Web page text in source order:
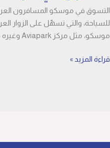
التسوق في موسكو المسافرون العرب
للسياحة، والتي تسهّل على الزوار
موسكو، مثل مركز Aviapark وغيره من المولات الشهيرة، […]
قراءة المزيد »